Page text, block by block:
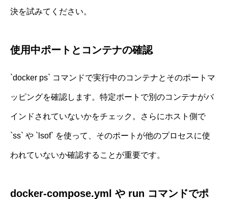
決を試みてください。
使用中ポートとコンテナの確認
`docker ps` コマンドで実行中のコンテナとそのポートマ
ッピングを確認します。特定ポートで別のコンテナがバ
インドされていないかをチェック。さらにホスト側で
`ss` や `lsof` を使って、そのポートが他のプロセスに使
われていないか確認することが重要です。
docker-compose.yml や run コマンドでポ